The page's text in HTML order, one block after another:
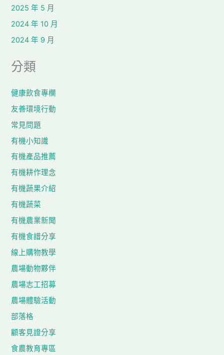
2025 年 5 月
2024 年 10 月
2024 年 9 月
分類
健康飲食專欄
友善環境行動
常見問題
有機小知識
有機產品推薦
有機耕作理念
有機蔬果介紹
有機蔬菜
有機農業新聞
有機食譜分享
線上購物教學
農場動物夥伴
農場志工招募
農場體驗活動
部落格
顧客見證分享
食農教育專區